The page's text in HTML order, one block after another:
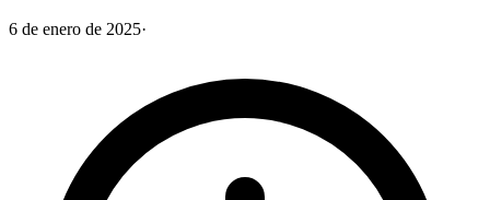
6 de enero de 2025·